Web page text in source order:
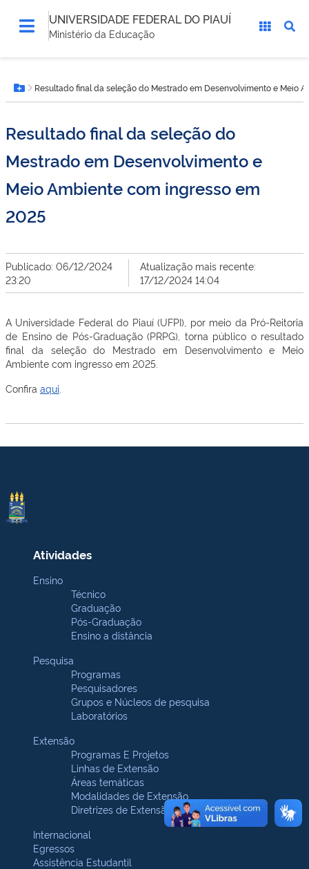
UNIVERSIDADE FEDERAL DO PIAUÍ
Ministério da Educação
está
aqui:Botão Menu
Resultado final da seleção do Mestrado em Desenvolvimento e Meio
Resultado final da seleção do
Mestrado em Desenvolvimento e
Meio Ambiente com ingresso em
2025
Publicado: 06/12/2024
23:20
Atualização mais recente:
17/12/2024 14:04
A Universidade Federal do Piauí (UFPI), por meio da Pró-Reitoria
de Ensino de Pós-Graduação (PRPG), torna público o resultado
final da seleção do Mestrado em Desenvolvimento e Meio
Ambiente com ingresso em 2025.
Confira aqui
Atividades
Ensino
Técnico
Graduação
Pós-Graduação
Ensino a distância
Pesquisa
Programas
Pesquisadores
Grupos e Núcleos de pesquisa
Laboratórios
Extensão
Programas E Projetos
Linhas de Extensão
Áreas temáticas
Modalidades de Extensão
Diretrizes de Extensão
Internacional
Egressos
Assistência Estudantil